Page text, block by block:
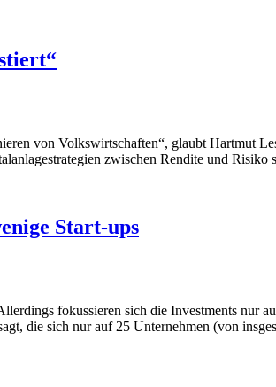
von Volkswirtschaften“, glaubt Hartmut
zwischen Rendite und
Start-ups
fokussieren sich die Investments nur
die sich nur auf 25 Unternehmen (von